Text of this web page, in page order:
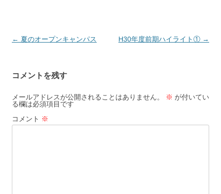
投
ビ
ゲ
ー
シ
← 夏のオープンキャンパス H30年度前期ハイライト① →
コメントを残す
メールアドレスが公開されることはありません。 ※ が付いてい
る欄は必須項目です
コメント ※